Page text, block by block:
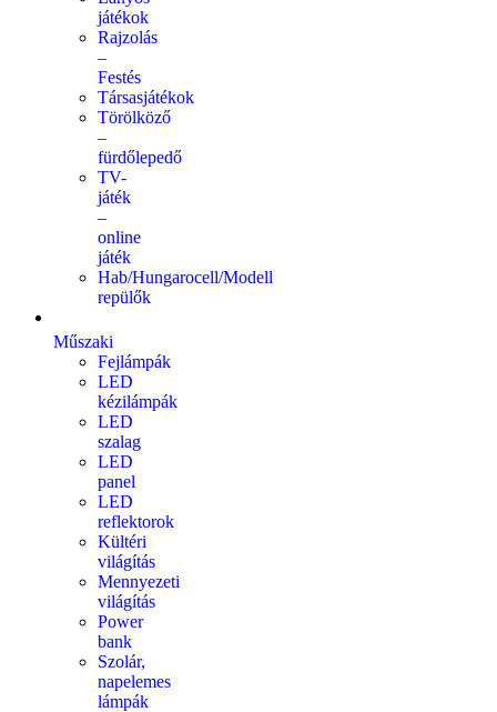
játékok
Rajzolás
–
Festés
Társasjátékok
Törölköző
–
fürdőlepedő
TV-
játék
–
online
játék
Hab/Hungarocell/Modell
repülők
Műszaki
Fejlámpák
LED
kézilámpák
LED
szalag
LED
panel
LED
reflektorok
Kültéri
világítás
Mennyezeti
világítás
Power
bank
Szolár,
napelemes
lámpák